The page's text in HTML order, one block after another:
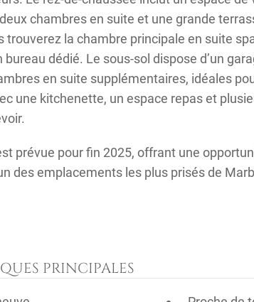
chambres en suite et une grande
trouverez la chambre principale en suite
bureau dédié. Le sous-sol dispose d’un
en suite supplémentaires, idéales
une kitchenette, un espace repas et
prévue pour fin 2025, offrant une
des emplacements les plus prisés de
PRINCIPALES